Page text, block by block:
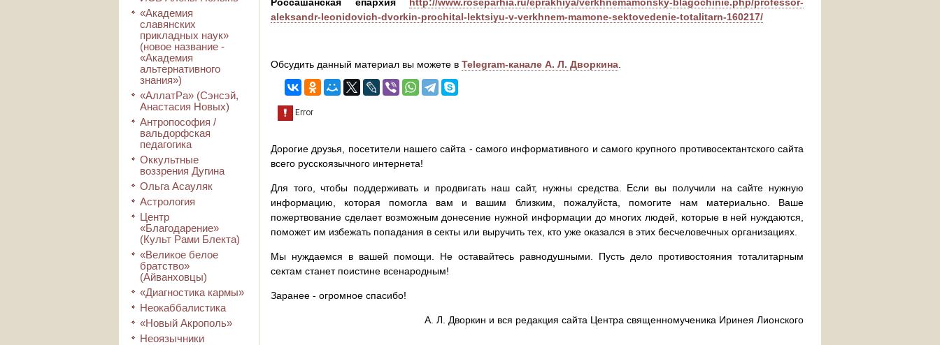
«Академия
славянских
прикладных наук»
(новое название -
«Академия
альтернативного
знания»)
«АллатРа» (Сэнсэй,
Анастасия Новых)
Антропософия /
вальдорфская
педагогика
Оккультные
воззрения Дугина
Ольга Асауляк
Астрология
Центр
«Благодарение»
(Культ Рами Блекта)
«Великое белое
братство»
(Айванховцы)
«Диагностика кармы»
Неокаббалистика
«Новый Акрополь»
Неоязычники
aleksandr-leonidovich-dvorkin-prochital-lektsiyu-v-verkhnem-mamone-sektovedenie-totalitarn-160217/
Обсудить данный материал вы можете в Telegram-канале А. Л. Дворкина
Дорогие друзья, посетители нашего сайта - самого информативного и самого крупного противосектантского сайта
всего русскоязычного интернета!
Для того, чтобы поддерживать и продвигать наш сайт, нужны средства. Если вы получили на сайте нужную
информацию, которая помогла вам и вашим близким, пожалуйста, помогите нам материально. Ваше
пожертвование сделает возможным донесение нужной информации до многих людей, которые в ней нуждаются,
поможет им избежать попадания в секты или выручить тех, кто уже оказался в этих бесчеловечных организациях.
Мы нуждаемся в вашей помощи. Не оставайтесь равнодушными. Пусть дело противостояния тоталитарным
сектам станет поистине всенародным!
Заранее - огромное спасибо!
А. Л. Дворкин и вся редакция сайта Центра священномученика Иринея Лионского